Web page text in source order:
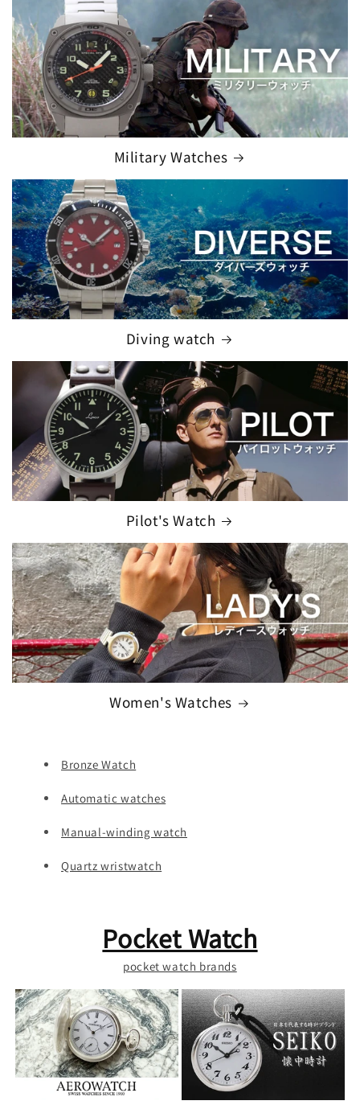
Military Watches
Diving watch
Pilot's Watch
Women's Watches
Bronze Watch
Automatic watches
Manual-winding watch
Quartz wristwatch
Pocket Watch
pocket watch brands